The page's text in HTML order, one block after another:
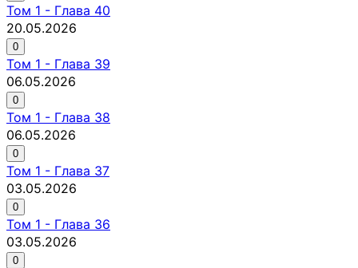
Том 1 - Глава 40
20.05.2026
0
Том 1 - Глава 39
06.05.2026
0
Том 1 - Глава 38
06.05.2026
0
Том 1 - Глава 37
03.05.2026
0
Том 1 - Глава 36
03.05.2026
0